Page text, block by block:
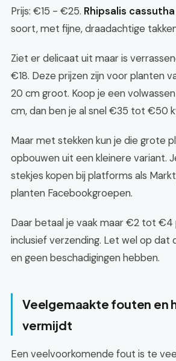
Prijs: €15 - €25. Rhipsalis cassutha
soort, met fijne, draadachtige
Ziet er delicaat uit maar is
€18. Deze prijzen zijn voor planten
20 cm groot. Koop je een
cm, dan ben je al snel €35 tot €50
Maar met stekken kun je die grote
opbouwen uit een kleinere variant.
stekjes kopen bij platforms als
planten Facebookgroepen.
Daar betaal je vaak maar €2 tot €4
inclusief verzending. Let wel op dat
en geen beschadigingen hebben.
Veelgemaakte fouten en
vermijdt
Een veelvoorkomende fout is te